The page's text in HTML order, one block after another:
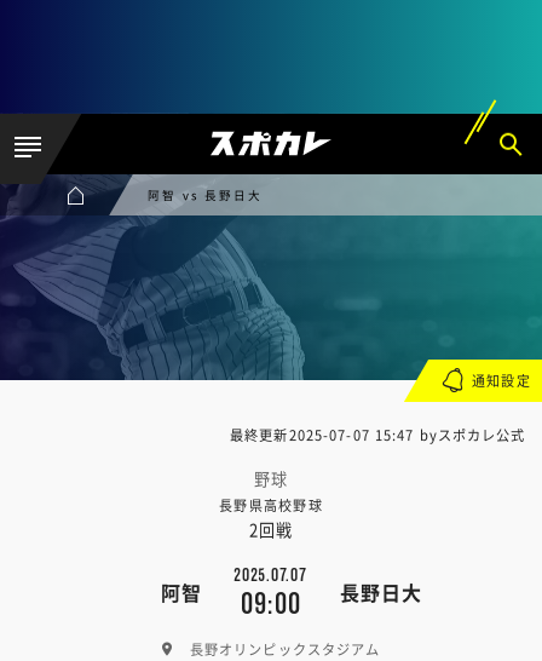
阿智 vs 長野日大
最終更新2025-07-07 15:47 byスポカレ公式
野球
長野県高校野球
2回戦
阿智
2025.07.07
09:00 長野日大
長野オリンピックスタジアム
通知設定